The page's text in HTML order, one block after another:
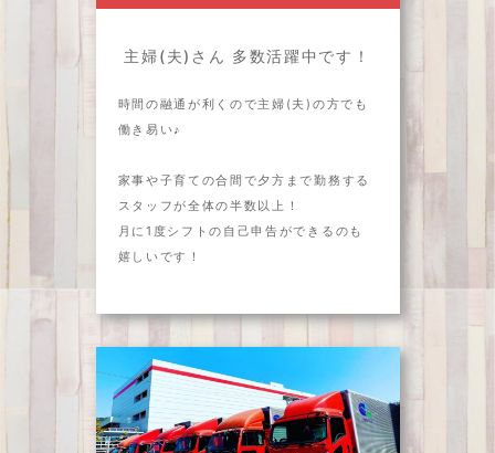
主婦(夫)さん 多数活躍中です！
時間の融通が利くので主婦(夫)の方でも
働き易い♪
家事や子育ての合間で夕方まで勤務する
スタッフが全体の半数以上！
月に1度シフトの自己申告ができるのも
嬉しいです！